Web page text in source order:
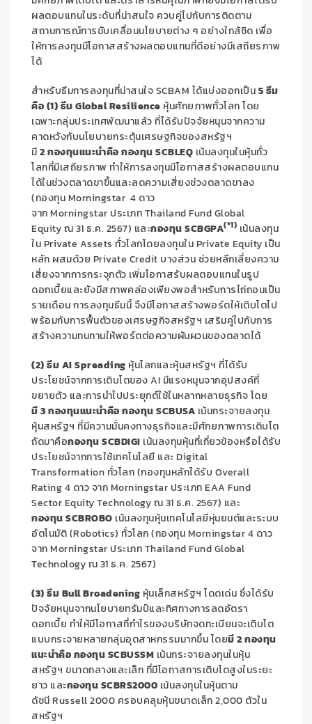
ผลตอบแทนในระดับที่น่าสนใจ ควบคู่ไปกับการติดตาม
สถานการณ์การขับเคลื่อนนโยบายต่าง ๆ อย่างใกล้ชิด เพื่อ
ให้การลงทุนมีโอกาสสร้างผลตอบแทนที่ดีอย่างมีเสถียรภาพ
ได้
สำหรับธีมการลงทุนที่น่าสนใจSCBAM ได้แบ่งออกเป็น5ธีม
คือ (1)ธีมGlobal Resilience หุ้นศักยภาพทั่วโลก โดย
เฉพาะกลุ่มประเทศพัฒนาแล้ว ที่ได้รับปัจจัยหนุนจากความ
คาดหวังกับนโยบายกระตุ้นเศรษฐกิจของสหรัฐฯ
มี2กองทุนแนะนำคือ กองทุนSCBLEQ เน้นลงทุนในหุ้นทั่ว
โลกที่มีเสถียรภาพ ทำให้การลงทุนมีโอกาสสร้างผลตอบแทน
ได้ในช่วงตลาดขาขึ้นและลดความเสี่ยงช่วงตลาดขาลง
(กองทุนMorningstar 4 ดาว
จากMorningstar ประเภทThailand Fund Global
Equityณ31 ธ.ค. 2567) และกองทุนSCBGPA(*1) เน้นลงทุน
ในPrivate Assets ทั่วโลกโดยลงทุนในPrivate Equity เป็น
หลัก ผสมด้วย Private Credit บางส่วน ช่วยหลีกเลี่ยงความ
เสี่ยงจากการกระจุกตัว เพิ่มโอกาสรับผลตอบแทนในรูป
ดอกเบี้ยและยังมีสภาพคล่องเพียงพอสำหรับการไถ่ถอนเป็น
รายเดือน การลงทุนธีมนี้ จึงมีโอกาสสร้างพอร์ตให้เติบโตไป
พร้อมกับการฟื้นตัวของเศรษฐกิจสหรัฐฯ เสริมคู่ไปกับการ
สร้างความทนทานให้พอร์ตต่อความผันผวนของตลาดได้
(2) ธีมAI Spreading หุ้นโลกและหุ้นสหรัฐฯ ที่ได้รับ
ประโยชน์จากการเติบโตของAI มีแรงหนุนจากอุปสงค์ที่
ขยายตัว และการนำไปประยุกต์ใช้ในหลากหลายธุรกิจ โดย
มี3กองทุนแนะนำคือ กองทุนSCBUSA เน้นกระจายลงทุน
หุ้นสหรัฐฯ ที่มีความมั่นคงทางธุรกิจและมีศักยภาพการเติบโต
ถัดมาคือกองทุนSCBDIGI เน้นลงทุนหุ้นที่เกี่ยวข้องหรือได้รับ
ประโยชน์จากการใช้เทคโนโลยี และDigital
Transformation ทั่วโลก (กองทุนหลักได้รับ Overall
Rating4 ดาว จากMorningstar ประเภทEAA Fund
Sector Equity Technologyณ31 ธ.ค. 2567) และ
กองทุนSCBROBO เน้นลงทุนหุ้นเทคโนโลยีหุ่นยนต์และระบบ
อัตโนมัติ (Robotics) ทั่วโลก (กองทุนMorningstar4 ดาว
จากMorningstar ประเภทThailand Fund Global
Technologyณ31 ธ.ค. 2567)
(3) ธีมBull Broadening หุ้นเล็กสหรัฐฯ โดดเด่น ซึ่งได้รับ
ปัจจัยหนุนจากนโยบายทรัมป์และทิศทางการลดอัตรา
ดอกเบี้ย ทำให้มีโอกาสที่กำไรของบริษัทจดทะเบียนจะเติบโต
แบบกระจายหลายกลุ่มอุตสาหกรรมมากขึ้น โดยมี2กองทุน
แนะนำคือ กองทุนSCBUSSM เน้นกระจายลงทุนในหุ้น
สหรัฐฯ ขนาดกลางและเล็ก ที่มีโอกาสการเติบโตสูงในระยะ
ยาว และกองทุนSCBRS2000 เน้นลงทุนในหุ้นตาม
ดัชนีRussell2000 ครอบคลุมหุ้นขนาดเล็ก2,000 ตัวใน
สหรัฐฯ